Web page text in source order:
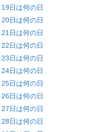
日は何の日
日は何の日
日は何の日
日は何の日
日は何の日
日は何の日
日は何の日
日は何の日
日は何の日
日は何の日